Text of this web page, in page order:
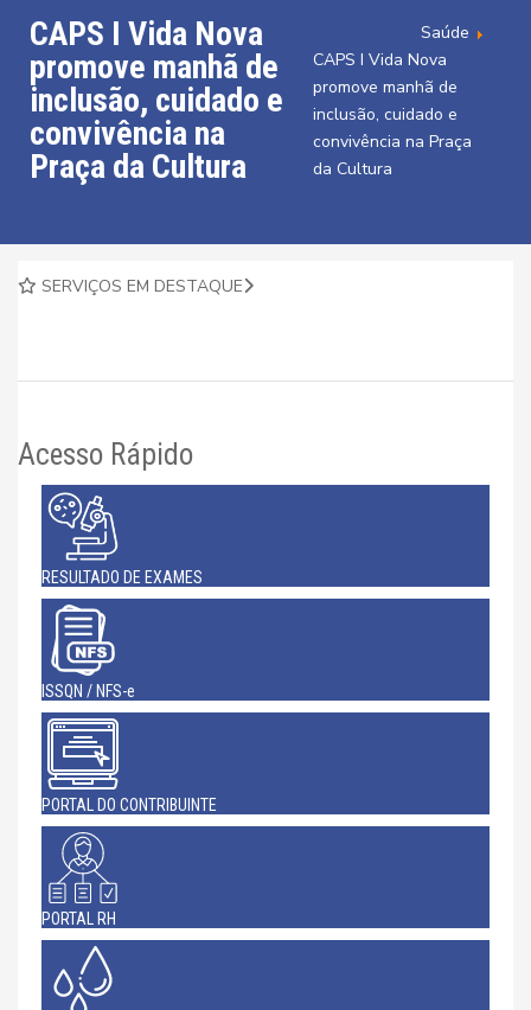
CAPS I Vida Nova
promove manhã de
inclusão, cuidado e
convivência na
Praça da Cultura
Saúde
CAPS I Vida Nova
promove manhã de
inclusão, cuidado e
convivência na Praça
da Cultura
SERVIÇOS EM DESTAQUE
Acesso Rápido
RESULTADO DE EXAMES
ISSQN / NFS-e
PORTAL DO CONTRIBUINTE
PORTAL RH